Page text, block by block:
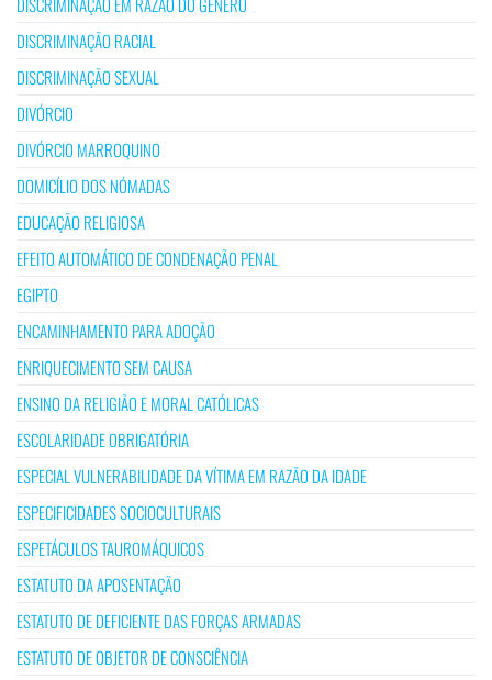
DISCRIMINAÇÃO RACIAL
DISCRIMINAÇÃO SEXUAL
DIVÓRCIO
DIVÓRCIO MARROQUINO
DOMICÍLIO DOS NÓMADAS
EDUCAÇÃO RELIGIOSA
EFEITO AUTOMÁTICO DE CONDENAÇÃO PENAL
EGIPTO
ENCAMINHAMENTO PARA ADOÇÃO
ENRIQUECIMENTO SEM CAUSA
ENSINO DA RELIGIÃO E MORAL CATÓLICAS
ESCOLARIDADE OBRIGATÓRIA
ESPECIAL VULNERABILIDADE DA VÍTIMA EM RAZÃO DA IDADE
ESPECIFICIDADES SOCIOCULTURAIS
ESPETÁCULOS TAUROMÁQUICOS
ESTATUTO DA APOSENTAÇÃO
ESTATUTO DE DEFICIENTE DAS FORÇAS ARMADAS
ESTATUTO DE OBJETOR DE CONSCIÊNCIA